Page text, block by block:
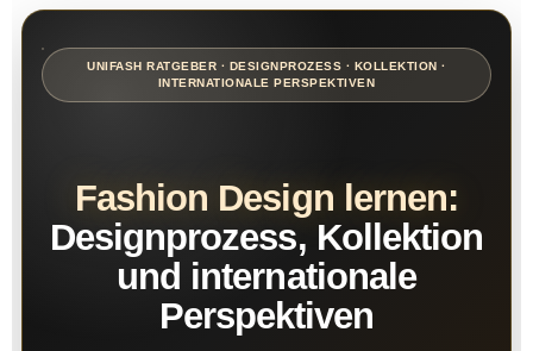
UNIFASH RATGEBER · DESIGNPROZESS · KOLLEKTION ·
INTERNATIONALE PERSPEKTIVEN
Fashion Design lernen:
Designprozess, Kollektion
und internationale
Perspektiven